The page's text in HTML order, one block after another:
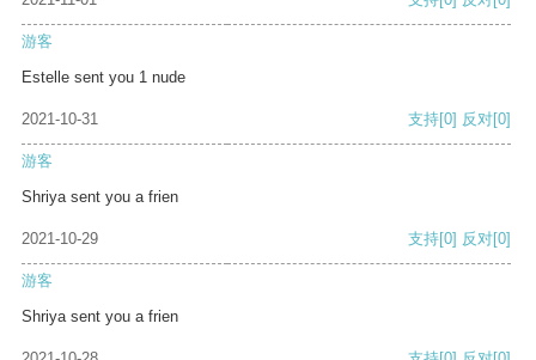
游客
Estelle sent you 1 nude
2021-10-31 支持[0] 反对[0]
游客
Shriya sent you a frien
2021-10-29 支持[0] 反对[0]
游客
Shriya sent you a frien